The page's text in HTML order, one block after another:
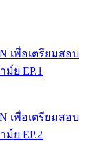
เพื่อเตรียมสอบ
ย EP.1
เพื่อเตรียมสอบ
ม์ย EP.2